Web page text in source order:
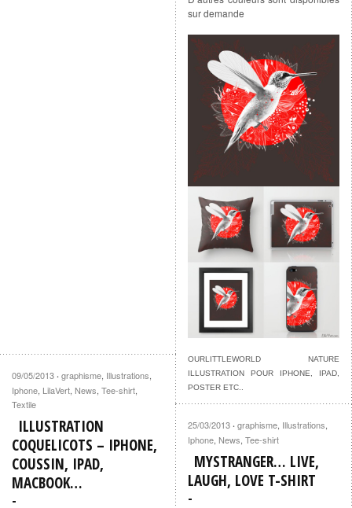
sur demande
OURLITTLEWORLD NATURE
ILLUSTRATION POUR IPHONE, IPAD,
POSTER ETC..
09/05/2013 · graphisme, Illustrations,
Iphone, LilaVert, News, Tee-shirt,
Textile
ILLUSTRATION
COQUELICOTS – IPHONE,
COUSSIN, IPAD,
MACBOOK…
25/03/2013 · graphisme, Illustrations,
Iphone, News, Tee-shirt
MYSTRANGER… LIVE,
LAUGH, LOVE T-SHIRT